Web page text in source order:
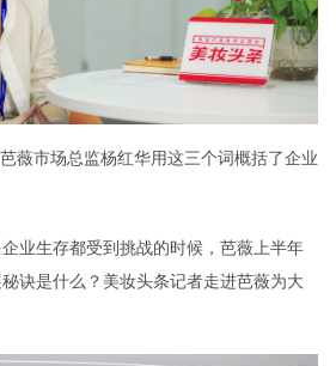
薇市场总监杨红华用这三个词概括了企业
业生存都受到挑战的时候，芭薇上半年
诀是什么？美妆头条记者走进芭薇为大